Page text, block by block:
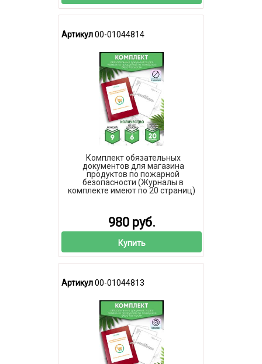
Артикул00-01044814
Комплект обязательных
документов для магазина
продуктов по пожарной
безопасности (Журналы в
комплекте имеют по 20 страниц)
980 руб.
Купить
Артикул00-01044813